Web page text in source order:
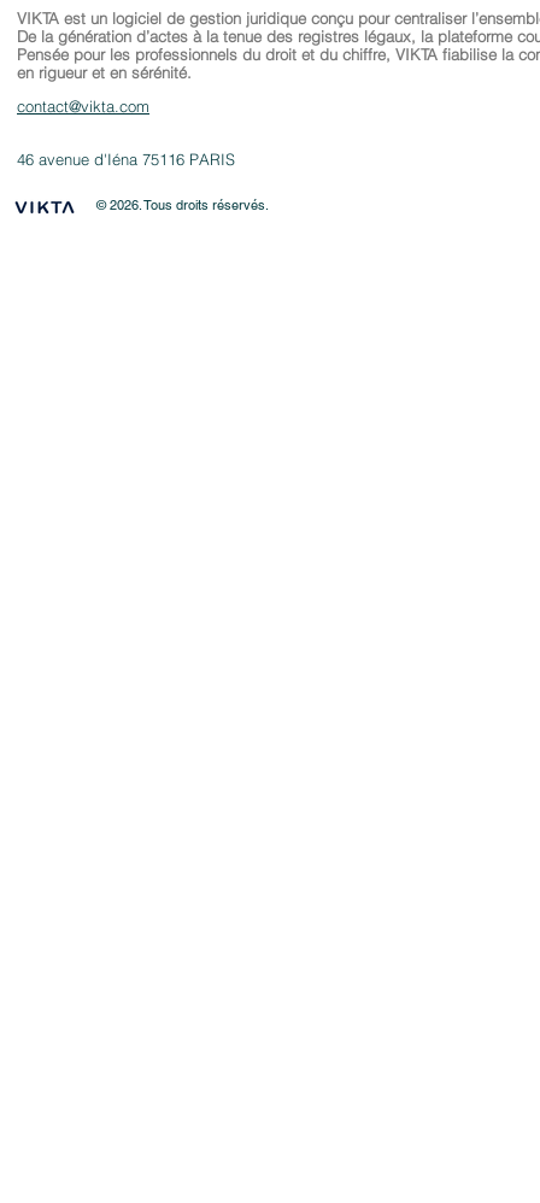
VIKTA est un logiciel de gestion juridique conçu pour centraliser
De la génération d’actes à la tenue des registres légaux, la plateforme
Pensée pour les professionnels du droit et du chiffre, VIKTA fiabilise la
en rigueur et en sérénité.
contact@vikta.com
46 avenue d'Iéna 75116 PARIS
© 2026. Tous droits réservés.